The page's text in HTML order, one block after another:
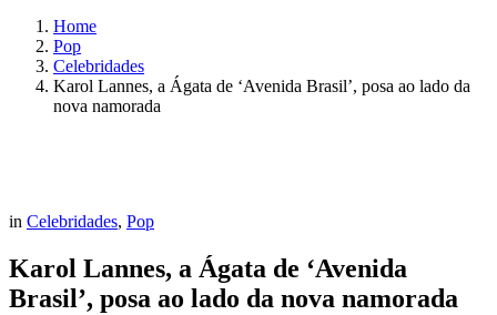
Home
Pop
Celebridades
Karol Lannes, a Ágata de ‘Avenida Brasil’, posa ao lado da
nova namorada
in Celebridades, Pop
Karol Lannes, a Ágata de ‘Avenida
Brasil’, posa ao lado da nova namorada